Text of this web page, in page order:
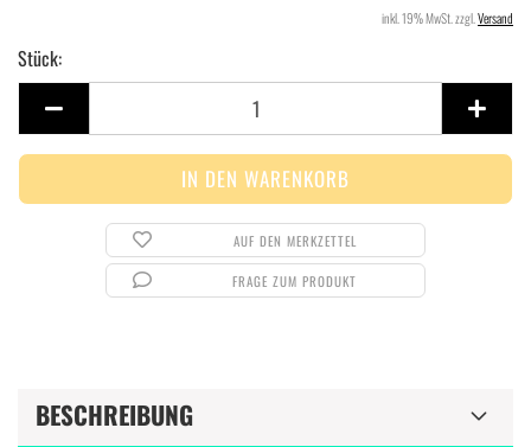
inkl. 19% MwSt. zzgl. Versand
Stück:
Stück
AUF DEN MERKZETTEL
FRAGE ZUM PRODUKT
BESCHREIBUNG